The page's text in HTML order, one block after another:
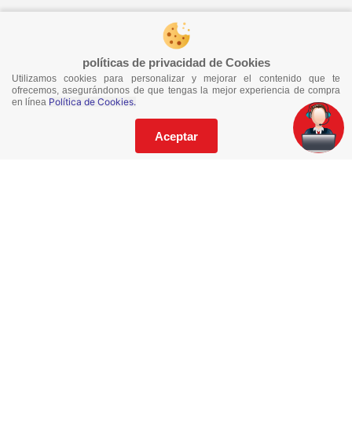
políticas de privacidad de Cookies
Utilizamos cookies para personalizar y mejorar el contenido que te
ofrecemos, asegurándonos de que tengas la mejor experiencia de compra
en línea Política de Cookies.
Aceptar
¡No te pierdas nuestras ofertas!